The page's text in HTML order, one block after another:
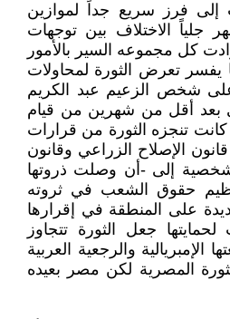
فرز سريع جداً لموازين
جلياً الاختلاف بين توجهات
كل مجموعه السير بالأمور
يفسر تعرض الثورة لمحاولات
شخص الزعيم عبد الكريم
منذ أيلول 1958 أي بعد أقل من شهرين من قيام
تنجزه الثورة من قرارات
الإصلاح الزراعي وقانون
إلى -أن وصلت ذروتها
قانون 80 لتنظيم حقوق الشعب في ثروته
على المنطقة في إقرارها
جعل الثورة تتجاوز
والرجعية العربية
المصرية لكن مصر بعيده